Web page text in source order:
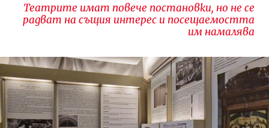
Театрите имат повече постановки, но не се
радват на същия интерес и посещаемостта
им намалява